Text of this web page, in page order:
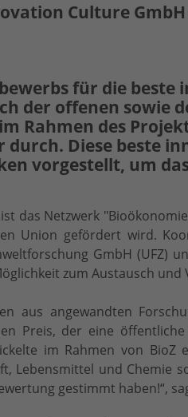
Culture
für die beste
der offenen sowie
Rahmen des
durch. Diese beste
vorgestellt, um
das Netzwerk
Union gefördert wird.
GmbH (UFZ)
zum Austausch
aus angewandten
Preis, der eine
im Rahmen von
Lebensmittel und Chemie
gestimmt haben!“,